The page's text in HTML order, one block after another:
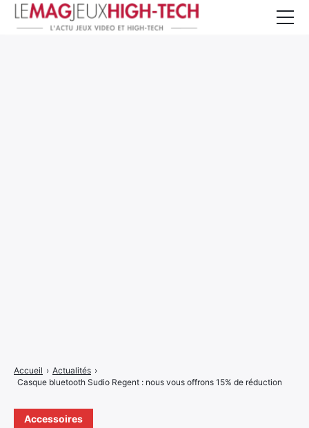
Accessoires
Accueil › Actualités ›
Casque bluetooth Sudio Regent : nous vous offrons 15% de réduction